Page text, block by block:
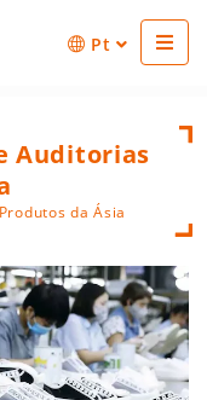
Pt
Auditorias
da Ásia